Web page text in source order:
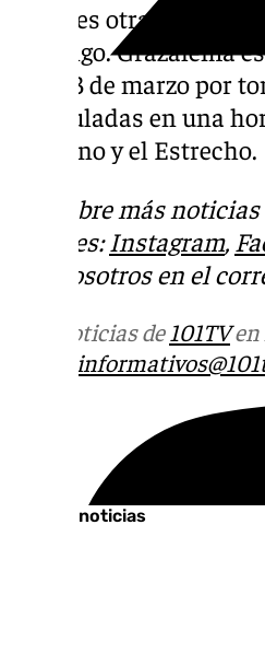
Cádiz es otra de las
domingo. Grazalema
este 23 de marzo por
acumuladas en una
gaditano y el Estrecho.
Descubre más
sociales:Instagram,
con nosotros en el
Más noticias de101TVen
Últimas noticias